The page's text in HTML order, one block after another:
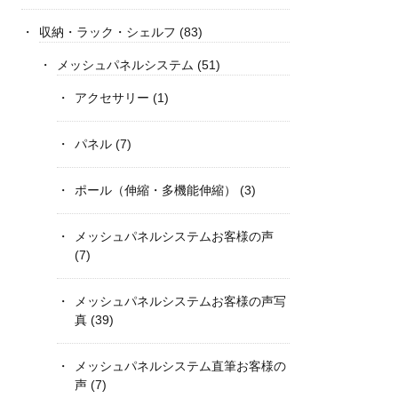
収納・ラック・シェルフ (83)
メッシュパネルシステム (51)
アクセサリー (1)
パネル(7)
ポール（伸縮・多機能伸縮） (3)
メッシュパネルシステムお客様の声
(7)
メッシュパネルシステムお客様の声写
真(39)
メッシュパネルシステム直筆お客様の
声(7)